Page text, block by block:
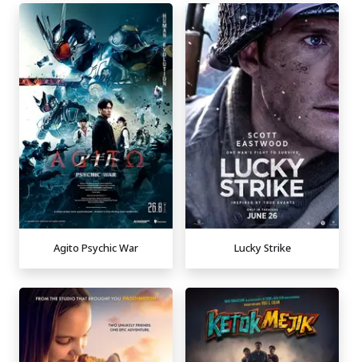
Agito Psychic War Lucky Strike